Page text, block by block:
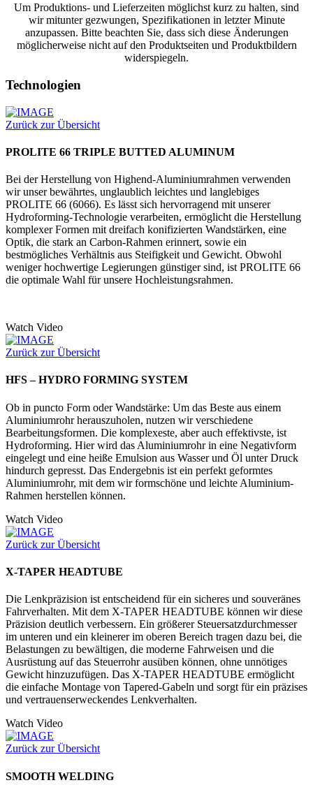
Um Produktions- und Lieferzeiten möglichst kurz zu halten, sind
wir mitunter gezwungen, Spezifikationen in letzter Minute
anzupassen. Bitte beachten Sie, dass sich diese Änderungen
möglicherweise nicht auf den Produktseiten und Produktbildern
widerspiegeln.
Technologien
Zurück zur Übersicht
PROLITE 66 TRIPLE BUTTED ALUMINUM
Bei der Herstellung von Highend-Aluminiumrahmen verwenden
wir unser bewährtes, unglaublich leichtes und langlebiges
PROLITE 66 (6066). Es lässt sich hervorragend mit unserer
Hydroforming-Technologie verarbeiten, ermöglicht die Herstellung
komplexer Formen mit dreifach konifizierten Wandstärken, eine
Optik, die stark an Carbon-Rahmen erinnert, sowie ein
bestmögliches Verhältnis aus Steifigkeit und Gewicht. Obwohl
weniger hochwertige Legierungen günstiger sind, ist PROLITE 66
die optimale Wahl für unsere Hochleistungsrahmen.
Watch Video
Zurück zur Übersicht
HFS – HYDRO FORMING SYSTEM
Ob in puncto Form oder Wandstärke: Um das Beste aus einem
Aluminiumrohr herauszuholen, nutzen wir verschiedene
Bearbeitungsformen. Die komplexeste, aber auch effektivste, ist
Hydroforming. Hier wird das Aluminiumrohr in eine Negativform
eingelegt und eine heiße Emulsion aus Wasser und Öl unter Druck
hindurch gepresst. Das Endergebnis ist ein perfekt geformtes
Aluminiumrohr, mit dem wir formschöne und leichte Aluminium-
Rahmen herstellen können.
Watch Video
Zurück zur Übersicht
X-TAPER HEADTUBE
Die Lenkpräzision ist entscheidend für ein sicheres und souveränes
Fahrverhalten. Mit dem X-TAPER HEADTUBE können wir diese
Präzision deutlich verbessern. Ein größerer Steuersatzdurchmesser
im unteren und ein kleinerer im oberen Bereich tragen dazu bei, die
Belastungen zu bewältigen, die moderne Fahrweisen und die
Ausrüstung auf das Steuerrohr ausüben können, ohne unnötiges
Gewicht hinzuzufügen. Das X-TAPER HEADTUBE ermöglicht
die einfache Montage von Tapered-Gabeln und sorgt für ein präzises
und vertrauenserweckendes Lenkverhalten.
Watch Video
Zurück zur Übersicht
SMOOTH WELDING